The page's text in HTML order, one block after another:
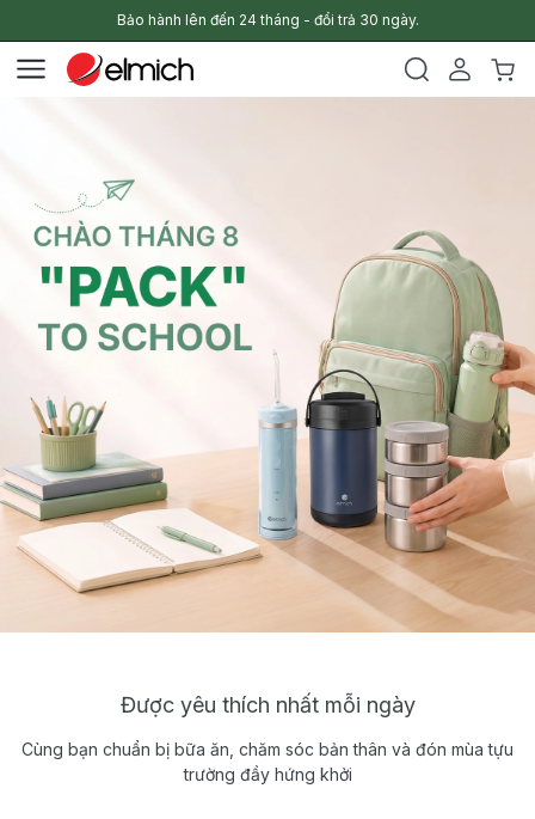
Bảo hành lên đến 24 tháng - đổi trả 30 ngày.
Được yêu thích nhất mỗi ngày
Cùng bạn chuẩn bị bữa ăn, chăm sóc bản thân và đón mùa tựu
trường đầy hứng khởi